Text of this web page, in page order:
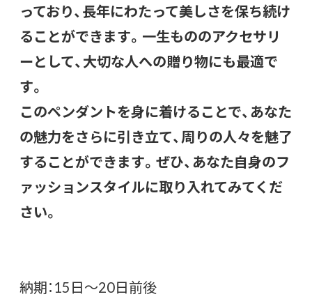
っており、長年にわたって美しさを保ち続け
ることができます。一生もののアクセサリ
ーとして、大切な人への贈り物にも最適で
す。
このペンダントを身に着けることで、あなた
の魅力をさらに引き立て、周りの人々を魅了
することができます。ぜひ、あなた自身のフ
ァッションスタイルに取り入れてみてくだ
さい。
納期：15日～20日前後